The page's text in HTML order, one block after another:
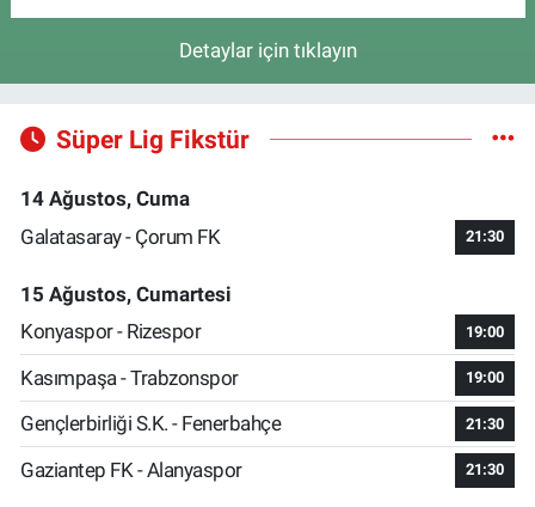
Detaylar için tıklayın
Süper Lig Fikstür
14 Ağustos, Cuma
Galatasaray - Çorum FK
21:30
15 Ağustos, Cumartesi
Konyaspor - Rizespor
19:00
Kasımpaşa - Trabzonspor 19:00
Gençlerbirliği S.K. - Fenerbahçe 21:30
Gaziantep FK - Alanyaspor 21:30